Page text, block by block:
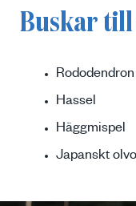
Buskar
Hassel
Häggmispel
Japanskt